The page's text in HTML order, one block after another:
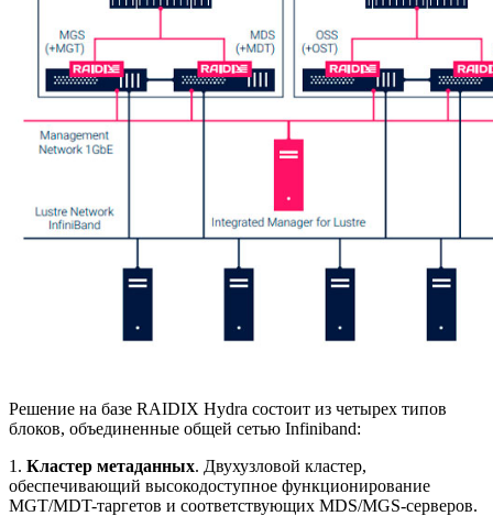
Решение на базе RAIDIX Hydra состоит из четырех типов
блоков, объединенные общей сетью Infiniband:
1. Кластер метаданных. Двухузловой кластер,
обеспечивающий высокодоступное функционирование
MGT/MDT-таргетов и соответствующих MDS/MGS-серверов.